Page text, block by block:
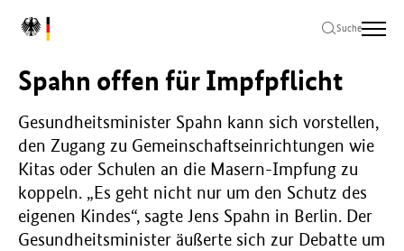
Hauptinhalt
springen
Hauptnavigation
springen
Seitenende
springen
L
o
u
n
d
e
s
m
i
Suche
Spahn offen für Impfpflicht
Gesundheitsminister Spahn kann sich vorstellen,
den Zugang zu Gemeinschaftseinrichtungen wie
Kitas oder Schulen an die Masern-Impfung zu
koppeln. „Es geht nicht nur um den Schutz des
eigenen Kindes“, sagte Jens Spahn in Berlin. Der
Gesundheitsminister äußerte sich zur Debatte um